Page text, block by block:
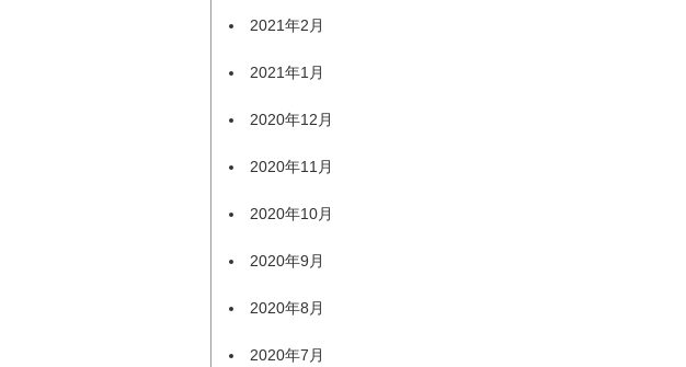
2021年2月
2021年1月
2020年12月
2020年11月
2020年10月
2020年9月
2020年8月
2020年7月